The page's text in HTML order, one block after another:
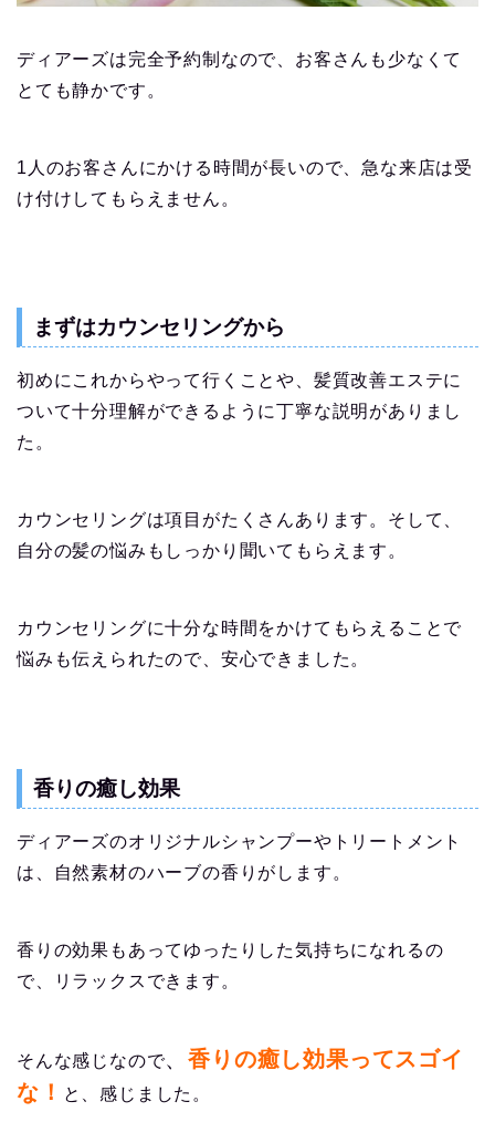
ディアーズは完全予約制なので、お客さんも少なくて
とても静かです。
1人のお客さんにかける時間が長いので、急な来店は受
け付けしてもらえません。
まずはカウンセリングから
初めにこれからやって行くことや、髪質改善エステに
ついて十分理解ができるように丁寧な説明がありまし
た。
カウンセリングは項目がたくさんあります。そして、
自分の髪の悩みもしっかり聞いてもらえます。
カウンセリングに十分な時間をかけてもらえることで
悩みも伝えられたので、安心できました。
香りの癒し効果
ディアーズのオリジナルシャンプーやトリートメント
は、自然素材のハーブの香りがします。
香りの効果もあってゆったりした気持ちになれるの
で、リラックスできます。
そんな感じなので、香りの癒し効果ってスゴイ
な！
と、感じました。